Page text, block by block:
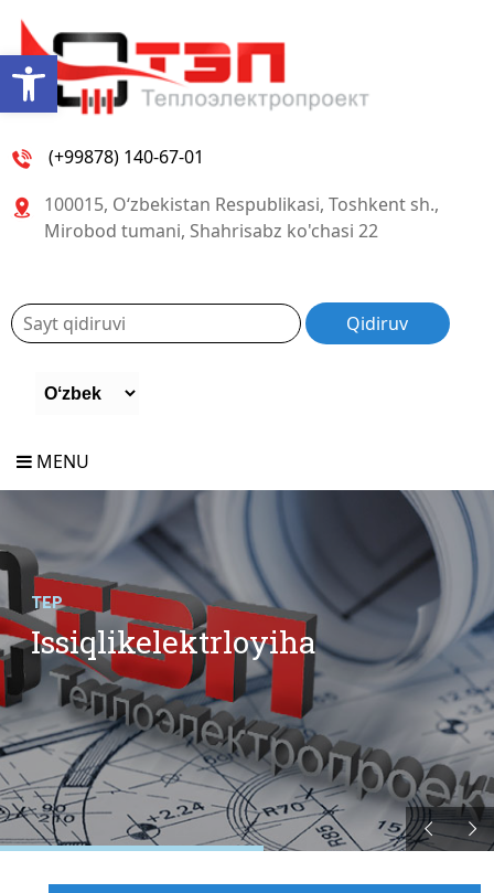
Open toolbar
(+99878) 140-67-01
100015, O‘zbekistan Respublikasi, Toshkent sh.,
Mirobod tumani, Shahrisabz ko'chasi 22
MENU
Issiqlikelektrloyiha
TEP